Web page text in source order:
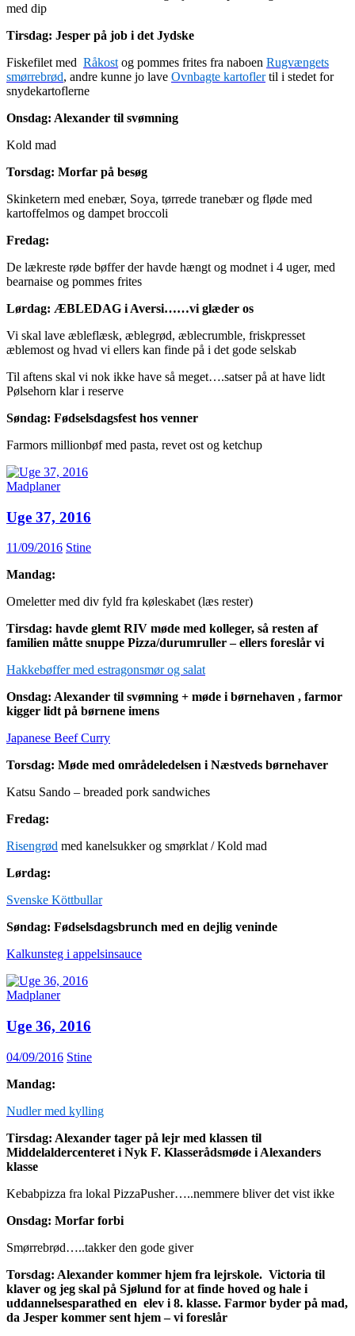
med dip
Tirsdag: Jesper på job i det Jydske
Fiskefilet med Råkost og pommes frites fra naboen Rugvængets
smørrebrød, andre kunne jo lave Ovnbagte kartoflertil i stedet for
snydekartoflerne
Onsdag: Alexander til svømning
Kold mad
Torsdag: Morfar på besøg
Skinketern med enebær, Soya, tørrede tranebær og fløde med
kartoffelmos og dampet broccoli
Fredag:
De lækreste røde bøffer der havde hængt og modnet i 4 uger, med
bearnaise og pommes frites
Lørdag: ÆBLEDAG i Aversi……vi glæder os
Vi skal lave æbleflæsk, æblegrød, æblecrumble, friskpresset
æblemost og hvad vi ellers kan finde på i det gode selskab
Til aftens skal vi nok ikke have så meget….satser på at have lidt
Pølsehorn klar i reserve
Søndag: Fødselsdagsfest hos venner
Farmors millionbøf med pasta, revet ost og ketchup
Madplaner
Uge 37, 2016
11/09/2016 Stine
Mandag:
Omeletter med div fyld fra køleskabet (læs rester)
Tirsdag: havde glemt RIV møde med kolleger, så resten af
familien måtte snuppe Pizza/durumruller – ellers foreslår vi
Hakkebøffer med estragonsmør og salat
Onsdag: Alexander til svømning + møde i børnehaven , farmor
kigger lidt på børnene imens
Japanese Beef Curry
Torsdag: Møde med områdeledelsen i Næstveds børnehaver
Katsu Sando – breaded pork sandwiches
Fredag:
Risengrød med kanelsukker og smørklat / Kold mad
Lørdag:
Svenske Köttbullar
Søndag: Fødselsdagsbrunch med en dejlig veninde
Kalkunsteg i appelsinsauce
Madplaner
Uge 36, 2016
04/09/2016 Stine
Mandag:
Nudler med kylling
Tirsdag: Alexander tager på lejr med klassen til
Middelaldercenteret i Nyk F. Klasserådsmøde i Alexanders
klasse
Kebabpizza fra lokal PizzaPusher…..nemmere bliver det vist ikke
Onsdag: Morfar forbi
Smørrebrød…..takker den gode giver
Torsdag: Alexander kommer hjem fra lejrskole. Victoria til
klaver og jeg skal på Sjølund for at finde hoved og hale i
uddannelsesparathed en elev i 8. klasse. Farmor byder på mad,
da Jesper kommer sent hjem – vi foreslår